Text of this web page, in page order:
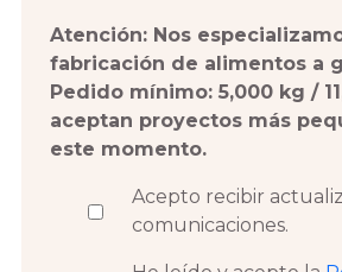
Atención: Nos
fabricación de alimentos a
Pedido mínimo: 5,000 kg /
aceptan proyectos más
este momento.
Acepto recibir
comunicaciones.